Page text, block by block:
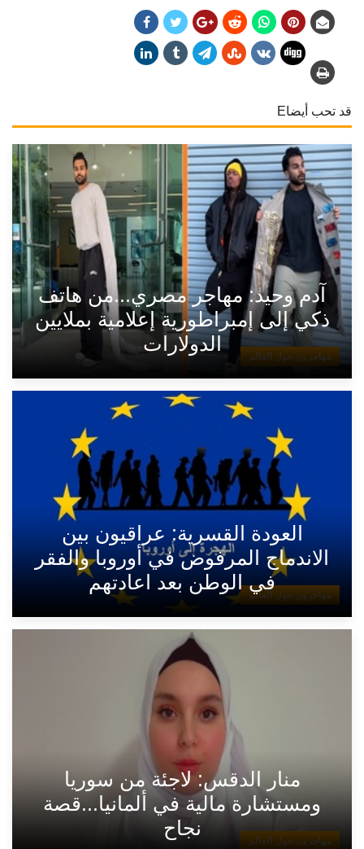
قد تحب أيضاE
مهاجرون حول العالم
آدم وحيد: مهاجر مصري...من هاتف
ذكي إلى إمبراطورية إعلامية بملايين
الدولارات
مهاجرون حول العالم
العودة القسرية: عراقيون بين
الاندماج المرفوض في أوروبا والفقر
في الوطن بعد اعادتهم
مهاجرون حول العالم
منار الدقس: لاجئة من سوريا
ومستشارة مالية في ألمانيا...قصة
نجاح